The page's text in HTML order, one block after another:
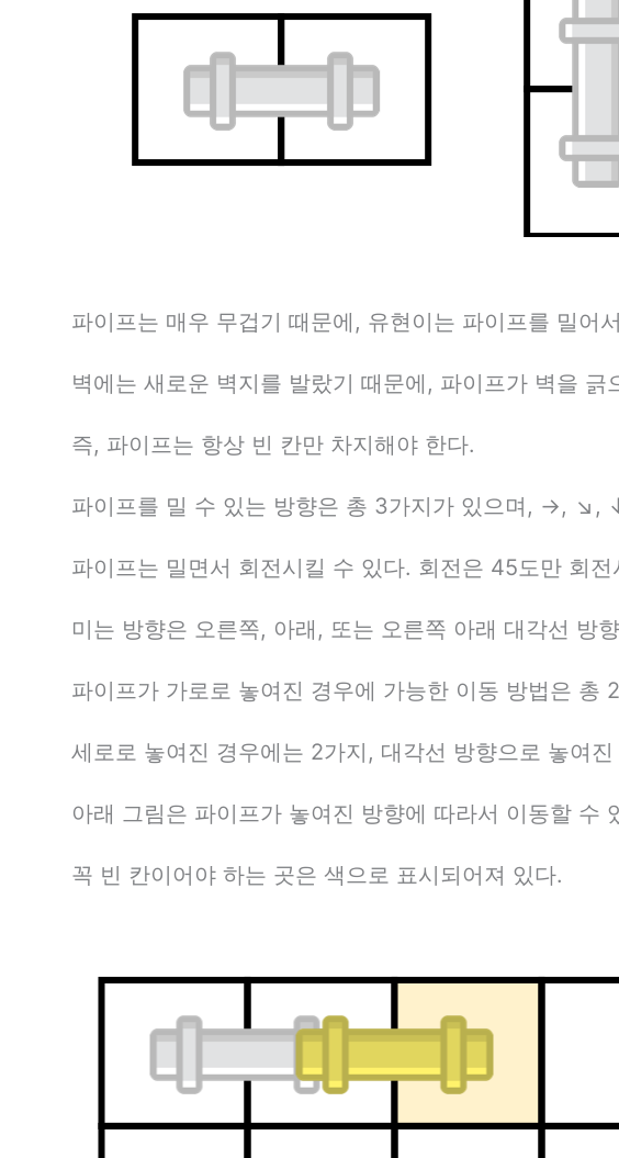
파이프는 매우 무겁기 때문에, 유현이는 파이프를 밀어
벽에는 새로운 벽지를 발랐기 때문에, 파이프가 벽을 긁
즉, 파이프는 항상 빈 칸만 차지해야 한다.
파이프를 밀 수 있는 방향은 총 3가지가 있으며, →, ↘,
파이프는 밀면서 회전시킬 수 있다. 회전은 45도만 회전
미는 방향은 오른쪽, 아래, 또는 오른쪽 아래 대각선 방
파이프가 가로로 놓여진 경우에 가능한 이동 방법은 총
세로로 놓여진 경우에는 2가지, 대각선 방향으로 놓여
아래 그림은 파이프가 놓여진 방향에 따라서 이동할 수
꼭 빈 칸이어야 하는 곳은 색으로 표시되어져 있다.